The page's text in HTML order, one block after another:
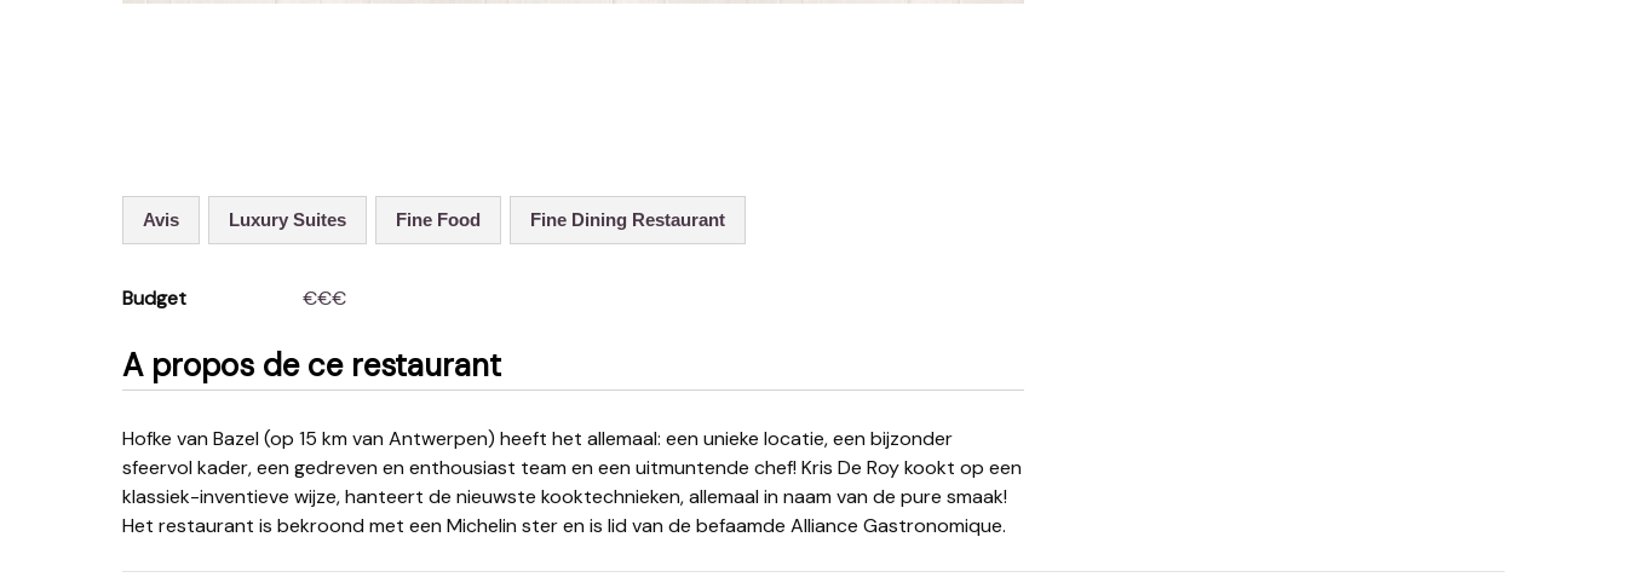
Avis Luxury Suites Fine Food Fine Dining Restaurant
Budget €€€
A propos de ce restaurant
Hofke van Bazel (op 15 km van Antwerpen) heeft het allemaal: een unieke locatie, een bijzonder
sfeervol kader, een gedreven en enthousiast team en een uitmuntende chef! Kris De Roy kookt op een
klassiek-inventieve wijze, hanteert de nieuwste kooktechnieken, allemaal in naam van de pure smaak!
Het restaurant is bekroond met een Michelin ster en is lid van de befaamde Alliance Gastronomique.